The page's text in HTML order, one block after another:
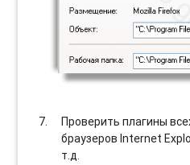
Проверить плагины
браузеров Internet
т.д.